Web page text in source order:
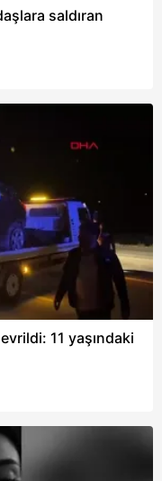
saldıran
11 yaşındaki